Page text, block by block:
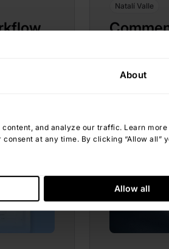
About
and analyze our traffic. Learn more
at any time. By clicking “Allow all”
Allow all
Natalí Valle
en